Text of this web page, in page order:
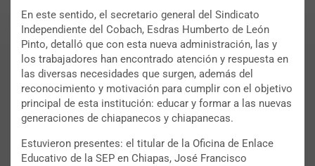
En este sentido, el secretario general del Sindicato
Independiente del Cobach, Esdras Humberto de León
Pinto, detalló que con esta nueva administración, las y
los trabajadores han encontrado atención y respuesta en
las diversas necesidades que surgen, además del
reconocimiento y motivación para cumplir con el objetivo
principal de esta institución: educar y formar a las nuevas
generaciones de chiapanecos y chiapanecas.
Estuvieron presentes: el titular de la Oficina de Enlace
Educativo de la SEP en Chiapas, José Francisco